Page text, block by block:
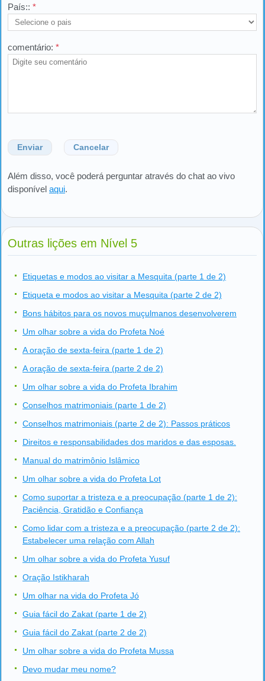
País:: *
comentário: *
Enviar Cancelar
Além disso, você poderá perguntar através do chat ao vivo
disponível aqui.
Outras lições em Nível 5
Etiquetas e modos ao visitar a Mesquita (parte 1 de 2)
Etiqueta e modos ao visitar a Mesquita (parte 2 de 2)
Bons hábitos para os novos muçulmanos desenvolverem
Um olhar sobre a vida do Profeta Noé
A oração de sexta-feira (parte 1 de 2)
A oração de sexta-feira (parte 2 de 2)
Um olhar sobre a vida do Profeta Ibrahim
Conselhos matrimoniais (parte 1 de 2)
Conselhos matrimoniais (parte 2 de 2): Passos práticos
Direitos e responsabilidades dos maridos e das esposas.
Manual do matrimônio Islâmico
Um olhar sobre a vida do Profeta Lot
Como suportar a tristeza e a preocupação (parte 1 de 2):
Paciência, Gratidão e Confiança
Como lidar com a tristeza e a preocupação (parte 2 de 2):
Estabelecer uma relação com Allah
Um olhar sobre a vida do Profeta Yusuf
Oração Istikharah
Um olhar na vida do Profeta Jó
Guia fácil do Zakat (parte 1 de 2)
Guia fácil do Zakat (parte 2 de 2)
Um olhar sobre a vida do Profeta Mussa
Devo mudar meu nome?